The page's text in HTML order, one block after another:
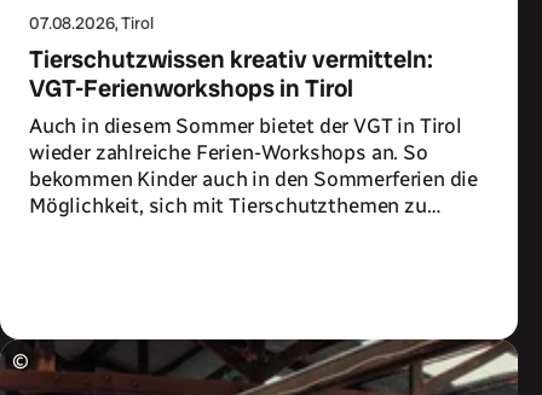
07.08.2026, Tirol
Tierschutzwissen kreativ vermitteln:
VGT-Ferienworkshops in Tirol
Auch in diesem Sommer bietet der VGT in Tirol
wieder zahlreiche Ferien-Workshops an. So
bekommen Kinder auch in den Sommerferien die
Möglichkeit, sich mit Tierschutzthemen zu
©